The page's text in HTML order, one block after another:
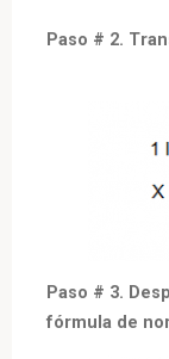
Paso # 2.
Paso # 3.
fórmula de